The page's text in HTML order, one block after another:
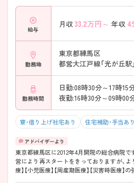
給与
月収 33.2万円～ 年収
勤務地
東京都練馬区
都営大江戸線「光が丘駅
勤務時間
日勤:08時30分～17時15
夜勤:16時30分～09時00分
寮・借り上げ社宅あり 住宅補助・手当あり
東京都練馬区に2012年4月開院の総合病院で
営により再スタートをきっておりますが、よ
療】【小児医療】【周産期医療】【災害時医療